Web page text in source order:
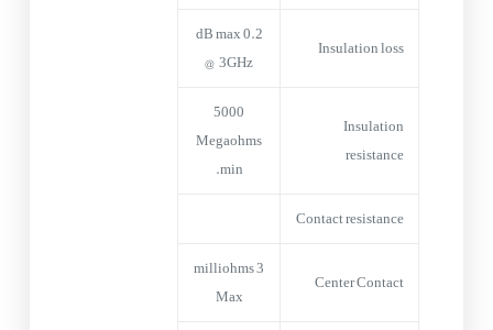
Insulation loss
0.2 dB max
@ 3GHz
Insulation
resistance
5000
Megaohms
min.
Contact resistance
Center Contact
3 milliohms
Max